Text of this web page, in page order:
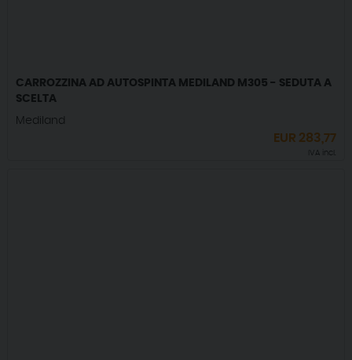
CARROZZINA AD AUTOSPINTA MEDILAND M305 - SEDUTA A
SCELTA
Mediland
EUR 283,77
IVA incl.